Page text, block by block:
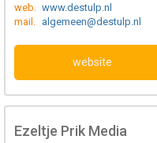
web.
www.destulp.nl
mail.
algemeen@destulp.nl
website
Ezeltje Prik Media